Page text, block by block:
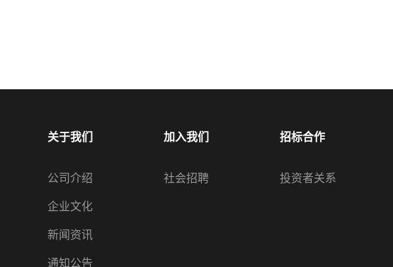
关于我们
公司介绍
企业文化
新闻资讯
通知公告
加入我们
社会招聘
招标合作
投资者关系